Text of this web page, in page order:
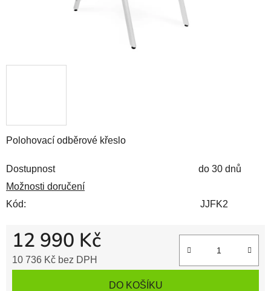
Polohovací odběrové křeslo
Dostupnost
do 30 dnů
Možnosti doručení
Kód:
JJFK2
12 990 Kč
10 736 Kč bez DPH
DO KOŠÍKU